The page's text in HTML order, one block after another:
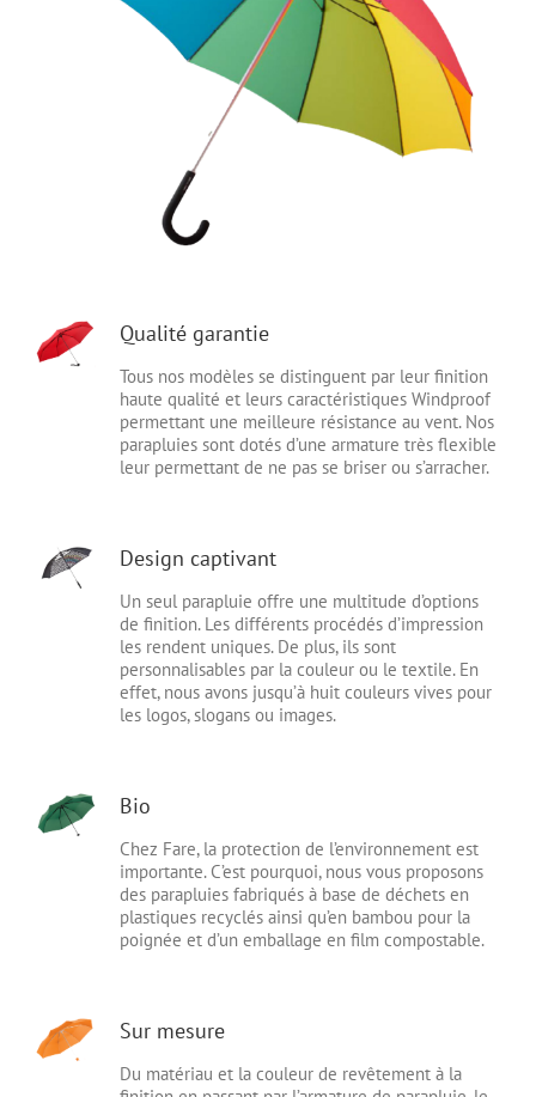
Qualité garantie
Tous nos modèles se distinguent par leur finition
haute qualité et leurs caractéristiques Windproof
permettant une meilleure résistance au vent. Nos
parapluies sont dotés d’une armature très flexible
leur permettant de ne pas se briser ou s’arracher.
Design captivant
Un seul parapluie offre une multitude d’options
de finition. Les différents procédés d’impression
les rendent uniques. De plus, ils sont
personnalisables par la couleur ou le textile. En
effet, nous avons jusqu’à huit couleurs vives pour
les logos, slogans ou images.
Bio
Chez Fare, la protection de l’environnement est
importante. C’est pourquoi, nous vous proposons
des parapluies fabriqués à base de déchets en
plastiques recyclés ainsi qu’en bambou pour la
poignée et d’un emballage en film compostable.
Sur mesure
Du matériau et la couleur de revêtement à la